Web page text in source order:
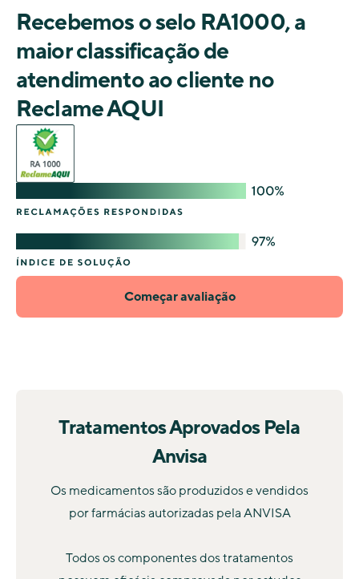
Recebemos o selo RA1000, a
maior classificação de
atendimento ao cliente no
Reclame AQUI
Começar avaliação
Tratamentos Aprovados Pela
Anvisa
Os medicamentos são produzidos e vendidos
por farmácias autorizadas pela ANVISA
Todos os componentes dos tratamentos